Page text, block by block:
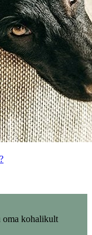
oma kohalikult